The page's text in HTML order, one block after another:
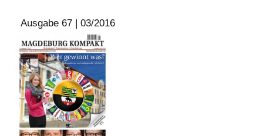
Ausgabe 67 | 03/2016